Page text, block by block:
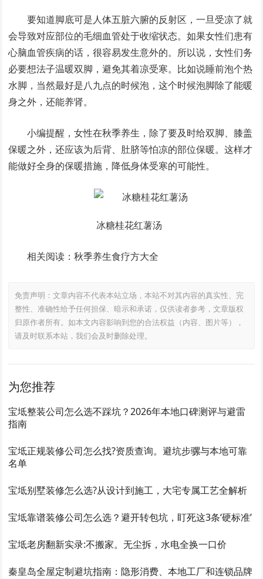
要知道脚底可是人体五脏六腑的反射区，一旦受凉了就
会导致对应部位的毛细血管处于收缩状态。如果女性们患有
心脑血管疾病的话，很容易发生意外的。所以说，女性们务
必要想法子温暖双脚，避免其着凉受寒。比如说睡前泡个热
水脚，当然最好是八九点的时候泡，这个时候泡脚除了能暖
身之外，还能养肾。
小编提醒，女性在秋季养生，除了要及时给双脚、膝盖
保暖之外，还应该为后背、肚脐等怕凉的部位保暖。这样才
能做好全身的保暖措施，降低身体受寒的可能性。
冰糖桂花红薯汤
相关阅读：秋季养生食疗方大全
免责声明：文章内容不代表本站立场，本站不对其内容的真实性、完
整性、准确性给予任何担保、暗示和承诺，仅供读者参考，文章版权
归原作者所有。如本文内容影响到您的合法权益（内容、图片等），
请及时联系本站，我们会及时删除处理。
为您推荐
宝坻整装公司怎么选不踩坑？2026年本地口碑测评与避雷
指南
宝坻正规装修公司怎么找?资质查询。避坑步骡与本地可靠
名单
宝坻别墅装修怎么选?从设计到施工，大宅专属工艺全解析
宝坻靠谱装修公司怎么选？避开转包坑，盯死这3条‘硬标准’
宝坻老房翻新实录:不搬家。无尘拆，水电全换一口价
秦皇岛全屋定制避坑指南：隐形消费、本地工厂和连锁品牌